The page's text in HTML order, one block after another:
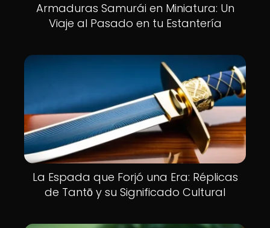
Armaduras Samurái en Miniatura: Un
Viaje al Pasado en tu Estantería
La Espada que Forjó una Era: Réplicas
de Tantō y su Significado Cultural